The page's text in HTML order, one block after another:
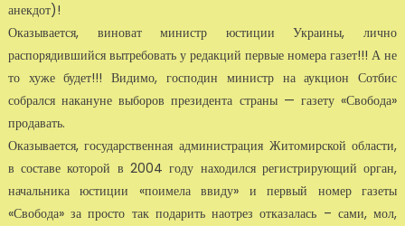
анекдот)!
Оказывается, виноват министр юстиции Украины, лично
распорядившийся вытребовать у редакций первые номера газет!!! А не
то хуже будет!!! Видимо, господин министр на аукци­он Сотбис
собрался накануне выборов президента страны — газету «Свобода»
продавать.
Оказывается, государственная администрация Житомирской области,
в составе которой в 2004 году находился регистрирующий орган,
начальника юстиции «поимела ввиду» и пер­вый номер газеты
«Свобода» за просто так подарить наотрез отказалась – сами, мол,